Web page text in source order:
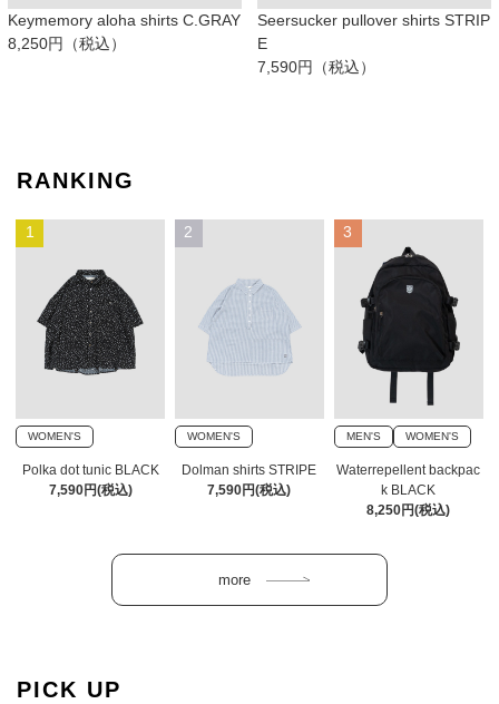
Keymemory aloha shirts C.GRAY
8,250円（税込）
Seersucker pullover shirts STRIP
E
7,590円（税込）
RANKING
1
WOMEN'S
Polka dot tunic BLACK
7,590円(税込)
2
WOMEN'S
Dolman shirts STRIPE
7,590円(税込)
3
MEN'S WOMEN'S
Waterrepellent backpac
k BLACK
8,250円(税込)
PICK UP